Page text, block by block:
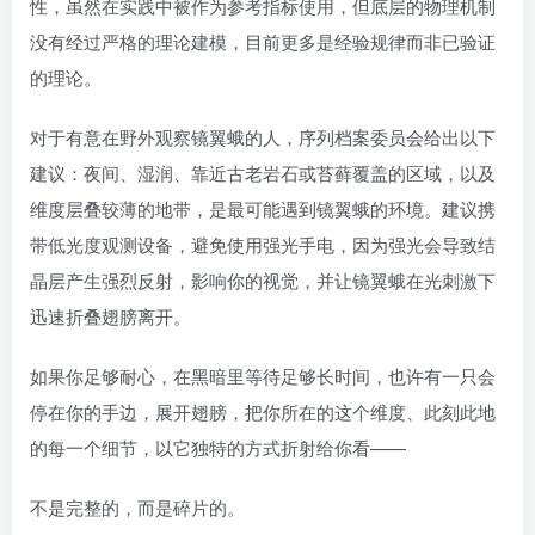
性，虽然在实践中被作为参考指标使用，但底层的物理机制
没有经过严格的理论建模，目前更多是经验规律而非已验证
的理论。
对于有意在野外观察镜翼蛾的人，序列档案委员会给出以下
建议：夜间、湿润、靠近古老岩石或苔藓覆盖的区域，以及
维度层叠较薄的地带，是最可能遇到镜翼蛾的环境。建议携
带低光度观测设备，避免使用强光手电，因为强光会导致结
晶层产生强烈反射，影响你的视觉，并让镜翼蛾在光刺激下
迅速折叠翅膀离开。
如果你足够耐心，在黑暗里等待足够长时间，也许有一只会
停在你的手边，展开翅膀，把你所在的这个维度、此刻此地
的每一个细节，以它独特的方式折射给你看——
不是完整的，而是碎片的。